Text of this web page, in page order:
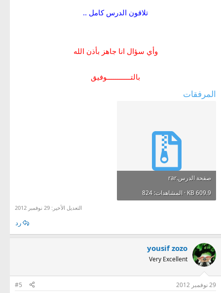
تلاقون الدرس كامل ..
وأي سؤال انا جاهز بأذن الله
بالتــــــــــــوفيق
المرفقات
صفحة الدرس.rar
609.9 KB · المشاهدات: 824
التعديل الأخير: 29 نوفمبر 2012
رد
yousif zozo
Very Excellent
29 نوفمبر 2012 #5